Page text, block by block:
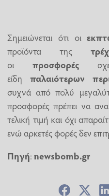
Σημειώνεται ότι οι
προϊόντα της
οι προσφορές
είδη παλαιότερων
συχνά από πολύ
προσφορές πρέπει να
τελική τιμή και όχι
ενώ αρκετές φορές δεν
Πηγή:newsbomb.gr